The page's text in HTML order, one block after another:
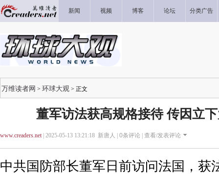
新闻 视频 博客 论坛 分类广告
万维读者网 > 环球大观 > 正文
董军访法获高规格接待 传因立
www.creaders.net| 2025-05-13 13:21:18 新唐人 | 0条评论 | 查看/发表评论
中共国防部长董军日前访问法国，获